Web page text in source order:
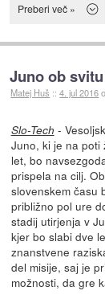
Preberi več »
Juno ob
Matej Huš ::4. jul 2016
Slo-Tech -
Juno, ki je na poti
let, bo
prispela na cilj.
slovenskem času
približno pol ure
stadij utirjenja v
kjer bo slabi dve
znanstvene
del misije, saj je
možnosti, da gre